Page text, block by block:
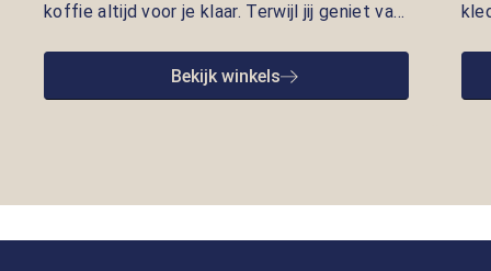
koffie altijd voor je klaar. Terwijl jij geniet van
om je te helpen met kleding die écht bij je
past. Persoonlijke aandacht en gastvrijheid
Bekijk winkels